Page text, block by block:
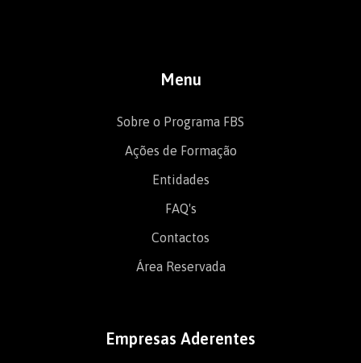
Menu
Sobre o Programa FBS
Ações de Formação
Entidades
FAQ's
Contactos
Área Reservada
Empresas Aderentes